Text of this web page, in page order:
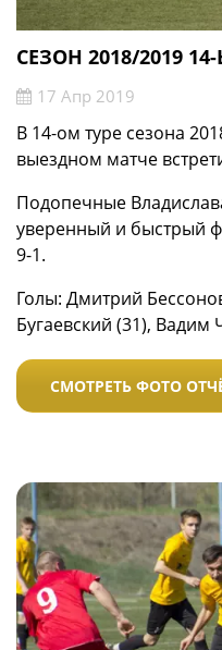
СЕЗОН 2018/2019 14-
17 Апр 2019
В 14-ом туре сезона
выездном матче
Подопечные
уверенный и быстрый
9-1.
Голы: Дмитрий
Бугаевский (31), Вадим
СМОТРЕТЬ ФОТО